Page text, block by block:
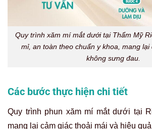
Quy trình xăm mí mắt dưới tại Thẩm Mỹ
mỉ, an toàn theo chuẩn y khoa, mang
không sưng đau.
Các bước thực hiện chi tiết
Quy trình phun xăm mí mắt dưới tại
mang lại cảm giác thoải mái và hiệu